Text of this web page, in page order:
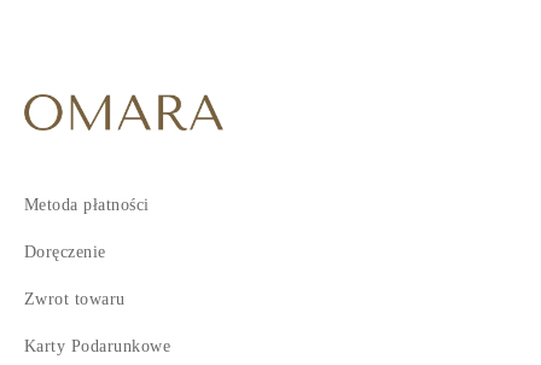
Metoda płatności
Doręczenie
Zwrot towaru
Karty Podarunkowe